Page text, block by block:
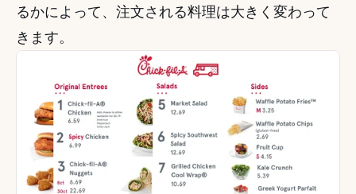
るかによって、注文される料理は大きく変わって
きます。